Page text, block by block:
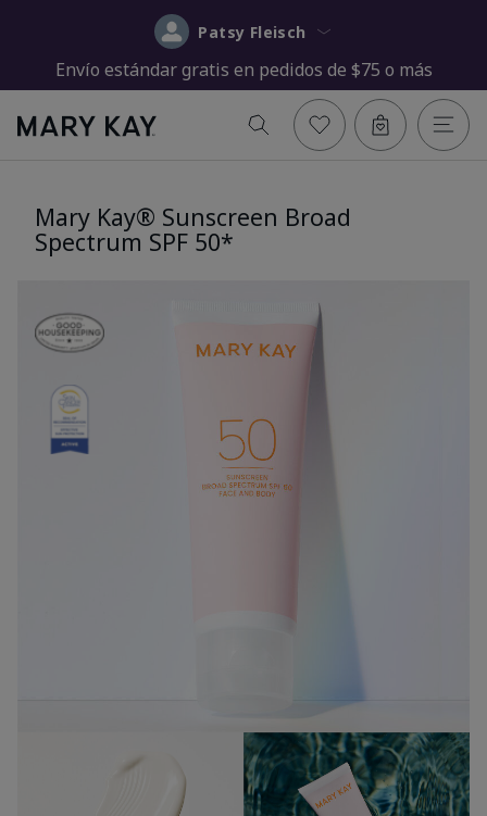
Patsy Fleisch
Envío estándar gratis en pedidos de $75 o más
Mary Kay® Sunscreen Broad
Spectrum SPF 50*